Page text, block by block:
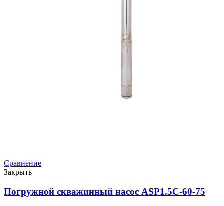
Сравнение
Закрыть
Погружной скважинный насос ASP1.5C-60-75